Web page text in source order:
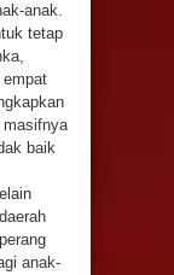
anak.
tetap
empat
masifnya
baik
anak-